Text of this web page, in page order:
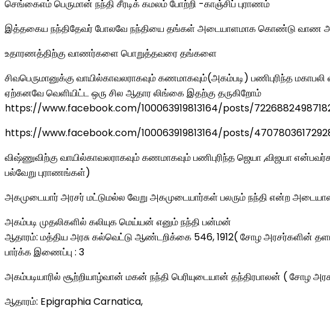
செங்கைஎம் பெருமான் நந்தி சீரடிக் கமலம் போற்றி -காஞ்சிப் புராணம்
இத்தகைய நந்திதேவர் போலவே நந்தியை தங்கள் அடையாளமாக கொண்டு வாண
உதாரணத்திற்கு வாணர்களை பொறுத்தவரை தங்களை
சிவபெருமானுக்கு வாயில்காவலராகவும் கணமாகவும்(அகம்படி) பணிபுரிந்த
ஏற்கனவே வெளியிட்ட ஒரு சில ஆதார லிங்கை இதற்கு தருகிறோம்
https://www.facebook.com/100063919813164/posts/
https://www.facebook.com/100063919813164/posts/
விஷ்ணுவிற்கு வாயில்காவலராகவும் கணமாகவும் பணிபுரிந்த ஜெயா ,விஜயா
பல்வேறு புராணங்கள்)
அகமுடையார் அரசர் மட்டுமல்ல வேறு அகமுடையார்கள் பலரும் நந்தி என்ற
அகம்படி முதலிகளில் கலியுக மெய்யன் எனும் நந்தி பன்மன்
ஆதாரம்: மத்திய அரசு கல்வெட்டு ஆண்டறிக்கை 546, 1912( சோழ அரசர்களின்
பார்க்க இணைப்பு : 3
அகம்படியாரில் சூற்றியாழ்வான் மகன் நந்தி பெரியுடையான் தந்திரபாலன் ( சோழ
ஆதாரம்: Epigraphia Carnatica,